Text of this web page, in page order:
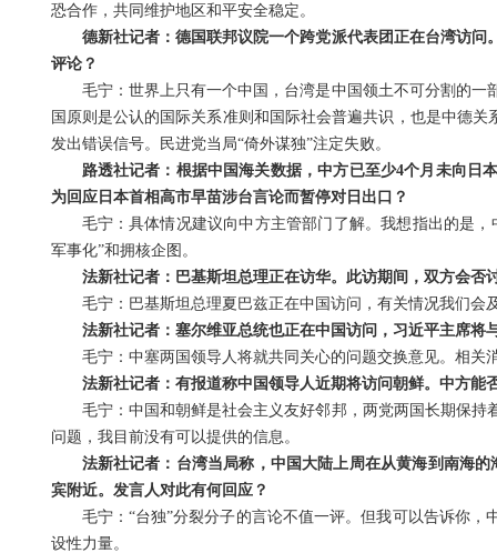
恐合作，共同维护地区和平安全稳定。
德新社记者：德国联邦议院一个跨党派代表团正在台湾访
评论？
毛宁：世界上只有一个中国，台湾是中国领土不可分割的
国原则是公认的国际关系准则和国际社会普遍共识，也是中德
发出错误信号。民进党当局“倚外谋独”注定失败。
路透社记者：根据中国海关数据，中方已至少4个月未向日
为回应日本首相高市早苗涉台言论而暂停对日出口？
毛宁：具体情况建议向中方主管部门了解。我想指出的是
军事化”和拥核企图。
法新社记者：巴基斯坦总理正在访华。此访期间，双方会否
毛宁：巴基斯坦总理夏巴兹正在中国访问，有关情况我们会
法新社记者：塞尔维亚总统也正在中国访问，习近平主席
毛宁：中塞两国领导人将就共同关心的问题交换意见。相关
法新社记者：有报道称中国领导人近期将访问朝鲜。中方能
毛宁：中国和朝鲜是社会主义友好邻邦，两党两国长期保
问题，我目前没有可以提供的信息。
法新社记者：台湾当局称，中国大陆上周在从黄海到南海
宾附近。发言人对此有何回应？
毛宁：“台独”分裂分子的言论不值一评。但我可以告诉你
设性力量。